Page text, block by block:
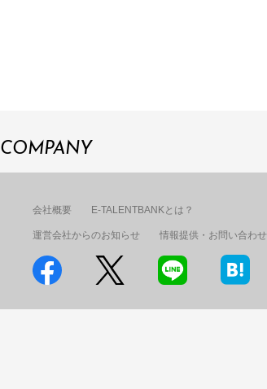
COMPANY
会社概要 E-TALENTBANKとは？
運営会社からのお知らせ 情報提供・お問い合わせ